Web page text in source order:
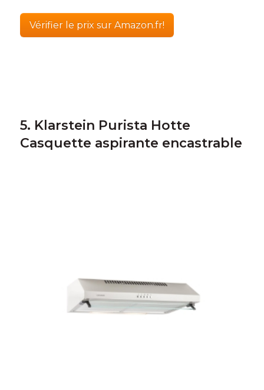
Vérifier le prix sur Amazon.fr!
5. Klarstein Purista Hotte
Casquette aspirante encastrable